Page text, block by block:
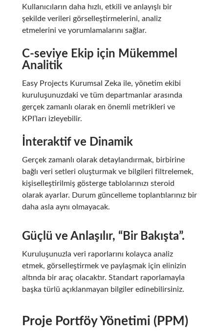
Kullanıcıların daha hızlı, etkili ve anlayışlı bir
şekilde verileri görselleştirmelerini, analiz
etmelerini ve yorumlamalarını sağlar.
C-seviye Ekip için Mükemmel
Analitik
Easy Projects Kurumsal Zeka ile, yönetim ekibi
kuruluşunuzdaki ve tüm departmanlar arasında
gerçek zamanlı olarak en önemli metrikleri ve
KPI’ları izleyebilir.
İnteraktif ve Dinamik
Gerçek zamanlı olarak detaylandırmak, birbirine
bağlı veri setleri oluşturmak ve bilgileri filtrelemek,
kişiselleştirilmiş gösterge tablolarınızı steroid
olarak ayarlar. Durum güncelleme toplantılarınız bir
daha asla aynı olmayacak.
Güçlü ve Anlaşılır, “Bir Bakışta”.
Kuruluşunuzla veri raporlarını kolayca analiz
etmek, görselleştirmek ve paylaşmak için elinizin
altında bir araç olacaktır. Standart raporlamayla
başka türlü açıklanmayan bilgiler edinebilirsiniz.
Proje Portföy Yönetimi (PPM)